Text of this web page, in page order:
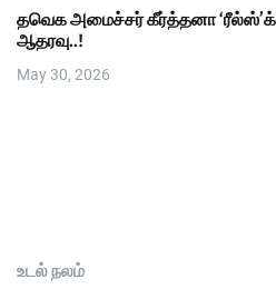
தவெக அமைச்சர் கீர்த்தனா
ஆதரவு..!
May 30, 2026
உடல் நலம்